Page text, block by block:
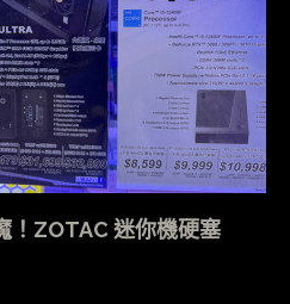
！ZOTAC 迷你機硬塞